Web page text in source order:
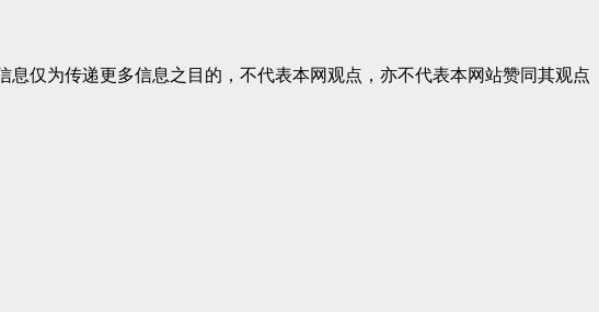
仅为传递更多信息之目的，不代表本网观点，亦不代表本网站赞同其观点